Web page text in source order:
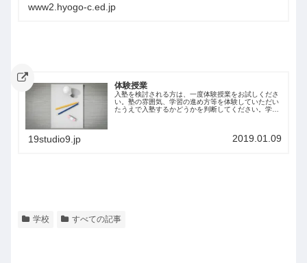
www2.hyogo-c.ed.jp
体験授業
入塾を検討される方は、一度体験授業をお試しくださ
い。塾の雰囲気、学習の進め方等を体験していただい
たうえで入塾するかどうかを判断してください。学習
19studio9.jp 2019.01.09
学校 すべての記事